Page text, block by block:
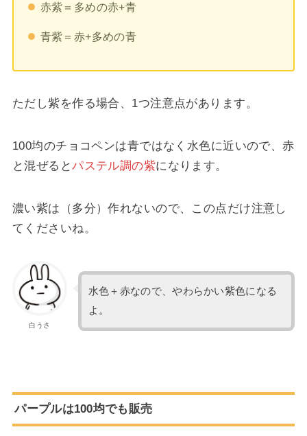
赤紫＝多めの赤+青
青紫＝赤+多めの青
ただし紫を作る場合、1つ注意点があります。
100均のチョコペンは青ではなく水色に近いので、赤
と混ぜるとパステル調の紫になります。
濃い紫は（多分）作れないので、この点だけ注意し
てくださいね。
白うさ
水色＋赤なので、やわらかい紫色になる
よ。
パープルは100均でも販売